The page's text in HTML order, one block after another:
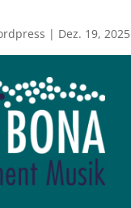
| Dez. 19, 2025